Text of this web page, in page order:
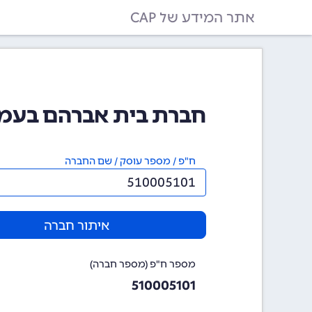
אתר המידע של CAP
חברת בית אברהם בעמ
ח"פ / מספר עוסק / שם החברה
איתור חברה
מספר ח"פ (מספר חברה)
510005101